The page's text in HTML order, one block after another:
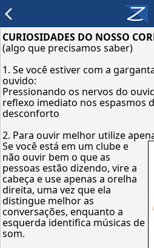
arrow_back_ios
CURIOSIDADES DO NOSSO
(algo que precisamos saber)
1. Se você estiver com a
ouvido:
Pressionando os nervos do
reflexo imediato nos espasmos
desconforto
2. Para ouvir melhor utilize
Se você está em um clube e
não ouvir bem o que as
pessoas estão dizendo, vire a
cabeça e use apenas a orelha
direita, uma vez que ela
distingue melhor as
conversações, enquanto a
esquerda identifica músicas de
som.